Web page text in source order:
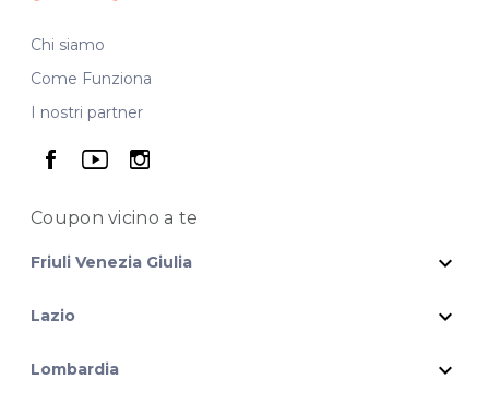
Chi siamo
Come Funziona
I nostri partner
seguici su facebook
seguici su youtube
seguici su instagram
Coupon vicinoa te
Friuli Venezia Giulia expand_more
Lazio expand_more
Lombardia expand_more